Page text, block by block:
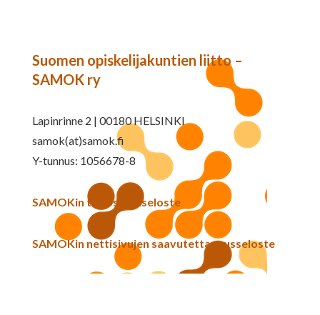
Suomen opiskelijakuntien liitto –
SAMOK ry
Lapinrinne 2 | 00180 HELSINKI
samok(at)samok.fi
Y-tunnus: 1056678-8
SAMOKin tietosuojaseloste
SAMOKin nettisivujen saavutettavuusseloste